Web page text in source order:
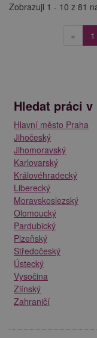
Zobrazuji 1 - 10 z 81
« 1
Hledat práci
Hlavní město Praha
Jihočeský
Jihomoravský
Karlovarský
Královéhradecký
Liberecký
Moravskoslezský
Olomoucký
Pardubický
Plzeňský
Středočeský
Ústecký
Vysočina
Zlínský
Zahraničí